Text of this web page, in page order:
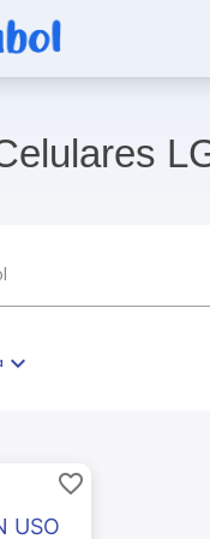
expand_more
favorite_border
USO